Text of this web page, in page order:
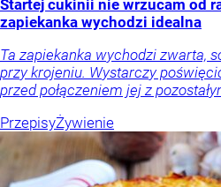
Startej cukinii nie wrzucam od
zapiekanka wychodzi idealna
Ta zapiekanka wychodzi zwarta,
przy krojeniu. Wystarczy
przed połączeniem jej z
PrzepisyŻywienie